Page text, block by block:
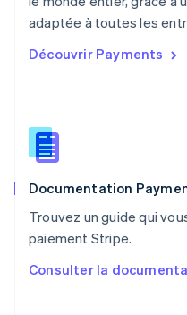
adaptée à toutes les
Découvrir Payments
Documentation
Trouvez un guide qui
paiement Stripe.
Consulter la
English
PortuguêsEnglish
English
Roumanie
Royaume-Uni
Singapour
English 简体中文
English